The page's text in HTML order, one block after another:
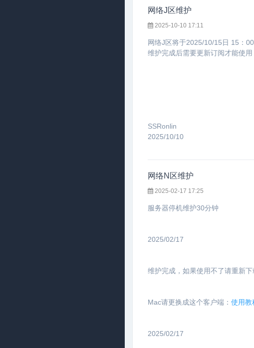
网络J区维护
2025-10-10 17:11
网络J区将于2025/10/15日 15：
维护完成后需要更新订阅才能使用
SSRonlin
2025/10/10
网络N区维护
2025-02-17 17:25
服务器停机维护30分钟
2025/02/17
维护完成，如果使用不了请重新下
Mac请更换成这个客户端： 使用教
2025/02/17